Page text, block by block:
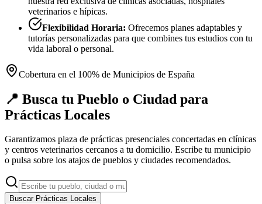
veterinarios e hípicas.
Flexibilidad Horaria: Ofrecemos planes adaptables y
tutorías personalizadas para que combines tus estudios con tu
vida laboral o personal.
Cobertura en el 100% de Municipios de España
📍 Busca tu Pueblo o Ciudad para
Prácticas Locales
Garantizamos plaza de prácticas presenciales concertadas en clínicas
y centros veterinarios cercanos a tu domicilio. Escribe tu municipio
o pulsa sobre los atajos de pueblos y ciudades recomendados.
Buscar Prácticas Locales